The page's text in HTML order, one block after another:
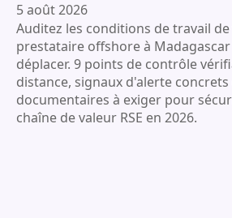
Auditez les conditions de travail
prestataire offshore à Madagascar
déplacer. 9 points de contrôle
distance, signaux d'alerte
documentaires à exiger pour
chaîne de valeur RSE en 2026.
5 août 2026